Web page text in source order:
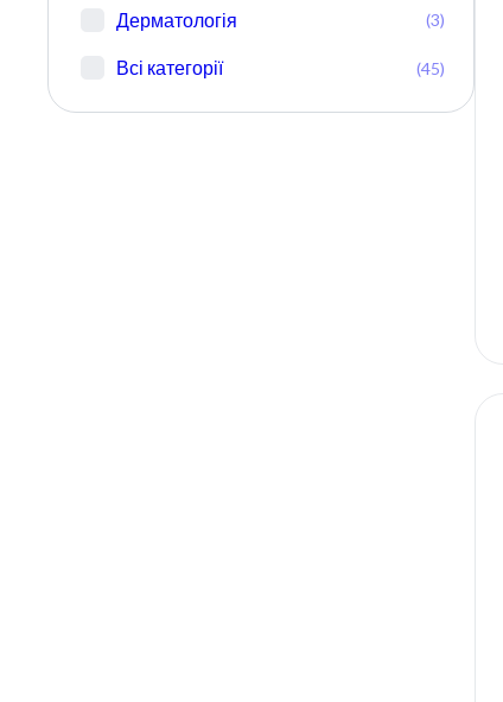
Дерматологія (3)
Всі категорії (45)